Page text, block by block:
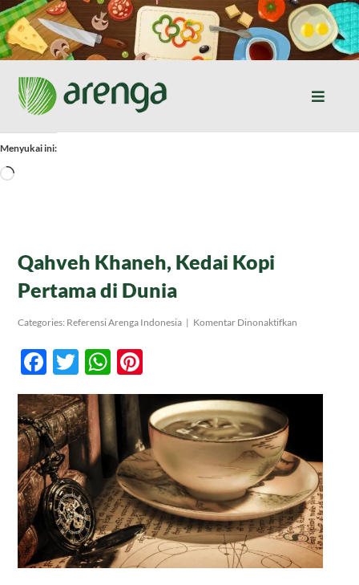
Skip
to
content
Toggle
Home
Tentang Kami
Produk
Kontak
Menyukai ini:
Memuat...
Qahveh Khaneh, Kedai Kopi
Pertama di Dunia
Categories: Referensi Arenga Indonesia | Komentar Dinonaktifkan
di
Facebook
TwitterWhatsApp